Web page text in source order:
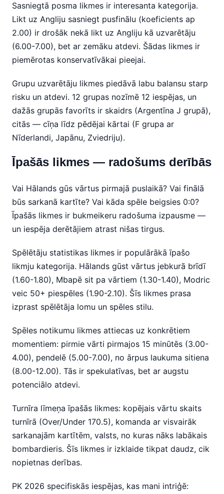
Sasniegtā posma likmes ir interesanta kategorija.
Likt uz Angliju sasniegt pusfinālu (koeficients ap
2.00) ir drošāk nekā likt uz Angliju kā uzvarētāju
(6.00-7.00), bet ar zemāku atdevi. Šādas likmes ir
piemērotas konservatīvākai pieejai.
Grupu uzvarētāju likmes piedāvā labu balansu starp
risku un atdevi. 12 grupas nozīmē 12 iespējas, un
dažās grupās favorīts ir skaidrs (Argentīna J grupā),
citās — cīņa līdz pēdējai kārtai (F grupa ar
Nīderlandi, Japānu, Zviedriju).
Īpašās likmes — radošums derībās
Vai Hālands gūs vārtus pirmajā puslaikā? Vai finālā
būs sarkanā kartīte? Vai kāda spēle beigsies 0:0?
Īpašās likmes ir bukmeikeru radošuma izpausme —
un iespēja derētājiem atrast nišas tirgus.
Spēlētāju statistikas likmes ir populārākā īpašo
likmju kategorija. Hālands gūst vārtus jebkurā brīdī
(1.60-1.80), Mbapē sit pa vārtiem (1.30-1.40), Modric
veic 50+ piespēles (1.90-2.10). Šīs likmes prasa
izprast spēlētāja lomu un spēles stilu.
Spēles notikumu likmes attiecas uz konkrētiem
momentiem: pirmie vārti pirmajos 15 minūtēs (3.00-
4.00), pendelē (5.00-7.00), no ārpus laukuma sitiena
(8.00-12.00). Tās ir spekulatīvas, bet ar augstu
potenciālo atdevi.
Turnīra līmeņa īpašās likmes: kopējais vārtu skaits
turnīrā (Over/Under 170.5), komanda ar visvairāk
sarkanajām kartītēm, valsts, no kuras nāks labākais
bombardieris. Šīs likmes ir izklaide tikpat daudz, cik
nopietnas derības.
PK 2026 specifiskās iespējas, kas mani intriģē: